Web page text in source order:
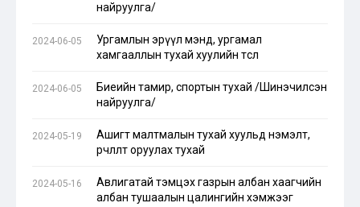
найруулга/
2024-06-05
Ургамлын эрүүл мэнд, ургамал
хамгааллын тухай хуулийн төсөл
2024-06-05
Биеийн тамир, спортын тухай /Шинэчилсэн
найруулга/
2024-05-19
Ашигт малтмалын тухай хуульд нэмэлт,
өөрчлөлт оруулах тухай
2024-05-16
Авлигатай тэмцэх газрын албан хаагчийн
албан тушаалын цалингийн хэмжээг